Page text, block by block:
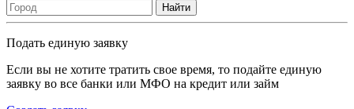
Найти
Подать единую заявку
Если вы не хотите тратить свое время, то подайте единую
заявку во все банки или МФО на кредит или займ